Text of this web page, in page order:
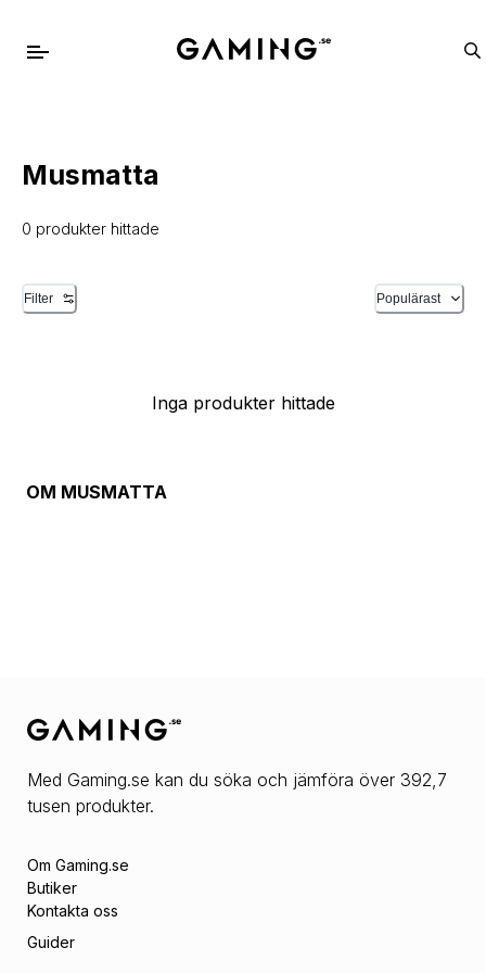
Musmatta
0 produkter hittade
Filter Populärast
Inga produkter hittade
OM MUSMATTA
Med Gaming.se kan du söka och jämföra över 392,7
tusen produkter.
Om Gaming.se
Butiker
Kontakta oss
Guider